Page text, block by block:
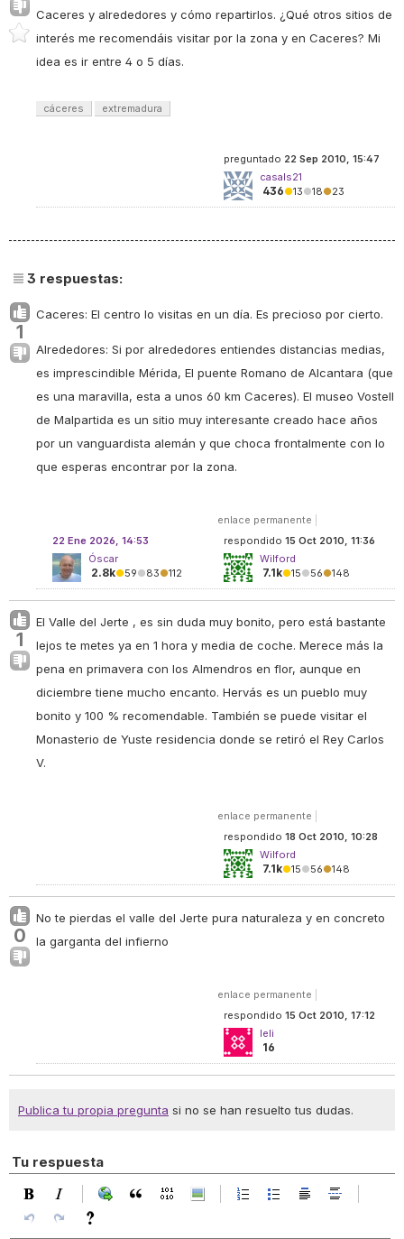
Caceres y alrededores y cómo repartirlos. ¿Qué otros sitios de
interés me recomendáis visitar por la zona y en Caceres? Mi
idea es ir entre 4 o 5 días.
cáceres extremadura
preguntado 22 Sep 2010, 15:47
casals21
436●13●18●23
3 respuestas:
1
Caceres: El centro lo visitas en un día. Es precioso por cierto.
Alrededores: Si por alrededores entiendes distancias medias,
es imprescindible Mérida, El puente Romano de Alcantara (que
es una maravilla, esta a unos 60 km Caceres). El museo Vostell
de Malpartida es un sitio muy interesante creado hace años
por un vanguardista alemán y que choca frontalmente con lo
que esperas encontrar por la zona.
enlace permanente
respondido 15 Oct 2010, 11:36
Wilford
7.1k●15●56●148
22 Ene 2026, 14:53
Óscar
2.8k●59●83●112
1
El Valle del Jerte , es sin duda muy bonito, pero está bastante
lejos te metes ya en 1 hora y media de coche. Merece más la
pena en primavera con los Almendros en flor, aunque en
diciembre tiene mucho encanto. Hervás es un pueblo muy
bonito y 100 % recomendable. También se puede visitar el
Monasterio de Yuste residencia donde se retiró el Rey Carlos
V.
enlace permanente
respondido 18 Oct 2010, 10:28
Wilford
7.1k●15●56●148
0
No te pierdas el valle del Jerte pura naturaleza y en concreto
la garganta del infierno
enlace permanente
respondido 15 Oct 2010, 17:12
leli
16
Publica tu propia pregunta si no se han resuelto tus dudas.
Tu respuesta